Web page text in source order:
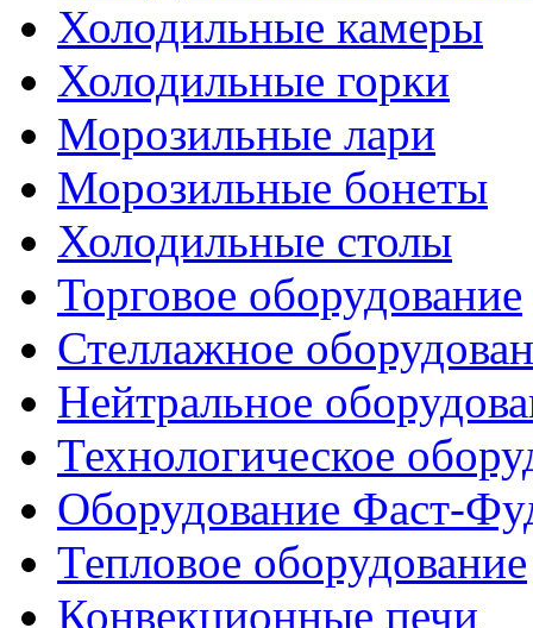
Холодильные камеры
Холодильные горки
Морозильные лари
Морозильные бонеты
Холодильные столы
Торговое оборудование
Стеллажное
Нейтральное
Технологическое
Оборудование Фаст-
Тепловое оборудование
Конвекционные печи